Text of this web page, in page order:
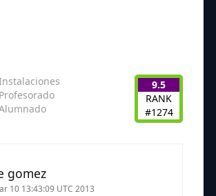
Profesorado
9.5
RANK
#1274
gomez
10 13:43:09 UTC 2013